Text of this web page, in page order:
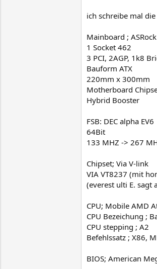
ich schreibe mal
Mainboard ;
1 Socket 462
3 PCI, 2AGP, 1k8
Bauform ATX
220mm x 300mm
Motherboard
Hybrid Booster
FSB: DEC alpha EV6
64Bit
133 MHZ -> 267
Chipset; Via V-link
VIA VT8237 (mit
(everest ulti E. sagt
CPU; Mobile AMD
CPU Bezeichung ;
CPU stepping ; A2
Befehlssatz ; X86,
BIOS; American